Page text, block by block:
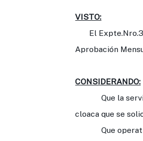
VISTO:
El
Aprobación
CONSIDERANDO:
Que la
cloaca que se
Que